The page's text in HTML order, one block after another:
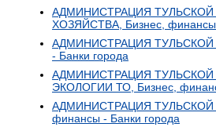
АДМИНИСТРАЦИЯ
ХОЗЯЙСТВА, Бизнес, финансы
АДМИНИСТРАЦИЯ ТУЛЬСКОЙ
- Банки города
АДМИНИСТРАЦИЯ
ЭКОЛОГИИ ТО, Бизнес,
АДМИНИСТРАЦИЯ ТУЛЬСКОЙ
финансы - Банки города